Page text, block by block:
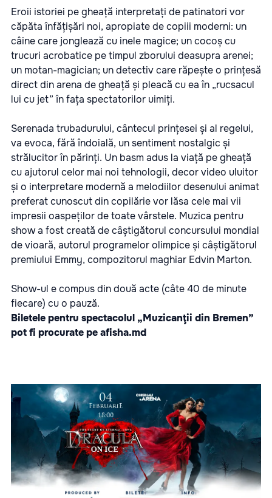
Eroii istoriei pe gheață interpretați de patinatori vor
căpăta înfățișări noi, apropiate de copiii moderni: un
câine care jonglează cu inele magice; un cocoș cu
trucuri acrobatice pe timpul zborului deasupra arenei;
un motan-magician; un detectiv care răpește o prințesă
direct din arena de gheață și pleacă cu ea în „rucsacul
lui cu jet” în fața spectatorilor uimiți.
Serenada trubadurului, cântecul prințesei și al regelui,
va evoca, fără îndoială, un sentiment nostalgic și
strălucitor în părinți. Un basm adus la viață pe gheață
cu ajutorul celor mai noi tehnologii, decor video uluitor
și o interpretare modernă a melodiilor desenului animat
preferat cunoscut din copilărie vor lăsa cele mai vii
impresii oaspeților de toate vârstele. Muzica pentru
show a fost creată de câștigătorul concursului mondial
de vioară, autorul programelor olimpice și câștigătorul
premiului Emmy, compozitorul maghiar Edvin Marton.
Show-ul e compus din două acte (câte 40 de minute
fiecare) cu o pauză.
Biletele pentru spectacolul „Muzicanţii din Bremen”
pot fi procurate peafisha.md